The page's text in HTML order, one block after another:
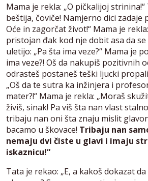
Mama je rekla: „O pičkalijoj
beštija, čoviče! Namjerno dici zadaje
Oće in zagorčat život!“ Mama je
pristojan đak kod nje dobit asa da se
uletijo: „Pa šta ima veze?“ Mama je
ima veze?! Oš da nakupiš pozitivnih
odrasteš postaneš teški ljucki
„Oš da te sutra ka inžinjera i
mater?!“ Mama je rekla: „Moraš
živiš, sinak! Pa viš šta nan vlast
tribaju nan oni šta znaju mislit
bacamo u škovace! Tribaju nan
nemaju dvi čiste u glavi i imaju
iskaznicu!“
Tata je rekao: „E, a kakoš dokazat